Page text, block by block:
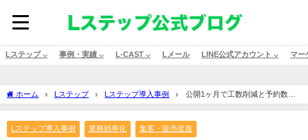
Lステップ ⌵ 事例・実績 ⌵ L-CAST ⌵ Lメール LINE公式アカウント ⌵ マー
ホーム Lステップ Lステップ導入事例
公開1ヶ月で工数削減と予約数の
増加に成功｜呉服店のLステップ導入事例
Lステップ導入事例 業務効率化 集客・販売促進